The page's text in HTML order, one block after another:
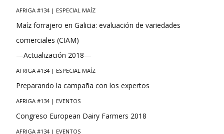
AFRIGA #134 | ESPECIAL MAÍZ
Maíz forrajero en Galicia: evaluación de variedades
comerciales (CIAM)
—Actualización 2018—
AFRIGA #134 | ESPECIAL MAÍZ
Preparando la campaña con los expertos
AFRIGA #134 | EVENTOS
Congreso European Dairy Farmers 2018
AFRIGA #134 | EVENTOS